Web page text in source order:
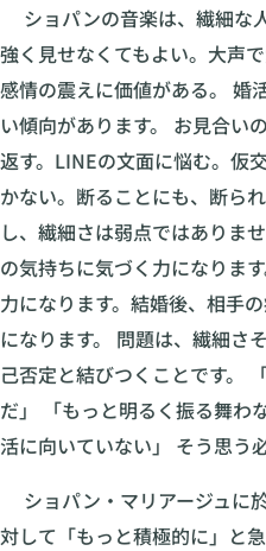
ショパンの音楽は、繊細な
強く見せなくてもよい。大声
感情の震えに価値がある。 婚
い傾向があります。 お見合い
返す。LINEの文面に悩む。仮
かない。断ることにも、断ら
し、繊細さは弱点ではありま
の気持ちに気づく力になりま
力になります。結婚後、相手
になります。 問題は、繊細さ
己否定と結びつくことです。
だ」 「もっと明るく振る舞わ
活に向いていない」 そう思う
ショパン・マリアージュに
対して「もっと積極的に」と